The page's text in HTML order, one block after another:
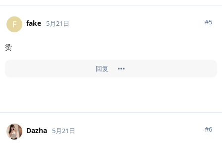
F fake 5月21日 #5
赞
回复
Dazha 5月21日 #6